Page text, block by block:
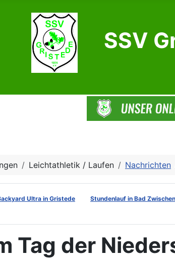
SSV
Leichtathletik / Laufen Nachrichten
Ultra in Gristede Stundenlauf in Bad
Tag der